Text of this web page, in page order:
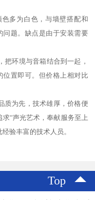
多为白色，与墙壁搭配和
问题。缺点是由于安装需要
把环境与音箱结合到一起，
位置即可。但价格上相对比
质为先，技术雄厚，价格便
“声光艺术，奉献服务至上
验丰富的技术人员。
Top